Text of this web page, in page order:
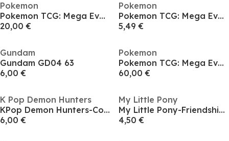
Pokemon
Pokemon TCG: Mega Evolution Pitch Black - 3 Pack
20,00 €
Pokemon
Pokemon TCG: Mega Evolution Pitch Black - Booster
5,49 €
Gundam
Gundam GD04 63
6,00 €
Pokemon
Pokemon TCG: Mega Evolution Pitch Black - Elite Trainer Box
60,00 €
K Pop Demon Hunters
KPop Demon Hunters-Collectible Trading Cards-Energy Edition Foil-001-EMEA-Series 1-B
6,00 €
My Little Pony
My Little Pony-Friendship Eternal Cards-Moon Edition CDU -003B-EMEA
4,50 €